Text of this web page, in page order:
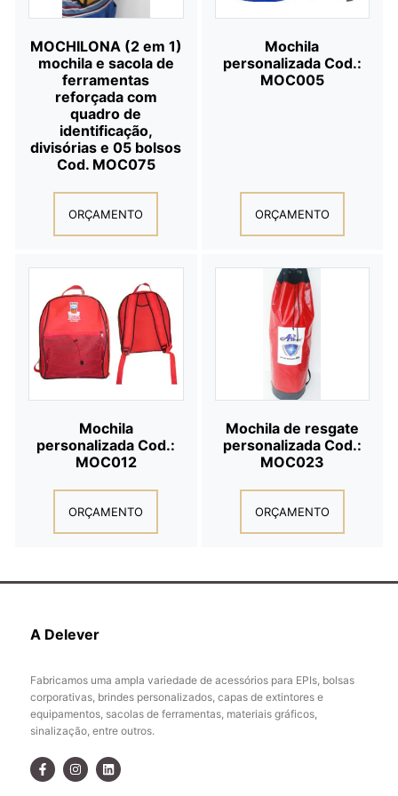
MOCHILONA (2 em 1)
mochila e sacola de
ferramentas
reforçada com
quadro de
identificação,
divisórias e 05 bolsos
Cod. MOC075
ORÇAMENTO
Mochila
personalizada Cod.:
MOC005
ORÇAMENTO
Mochila
personalizada Cod.:
MOC012
ORÇAMENTO
Mochila de resgate
personalizada Cod.:
MOC023
ORÇAMENTO
A Delever
Fabricamos uma ampla variedade de acessórios para EPIs, bolsas
corporativas, brindes personalizados, capas de extintores e
equipamentos, sacolas de ferramentas, materiais gráficos,
sinalização, entre outros.